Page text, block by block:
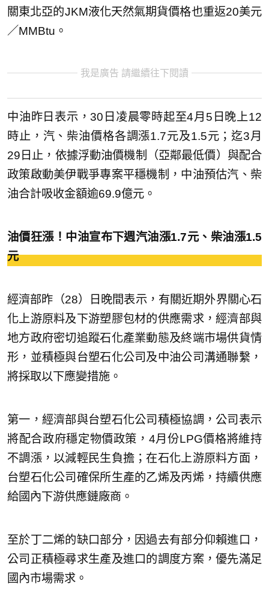
關東北亞的JKM液化天然氣期貨價格也重返20美元
／MMBtu。
我是廣告 請繼續往下閱讀
中油昨日表示，30日凌晨零時起至4月5日晚上12
時止，汽、柴油價格各調漲1.7元及1.5元；迄3月
29日止，依據浮動油價機制（亞鄰最低價）與配合
政策啟動美伊戰爭專案平穩機制，中油預估汽、柴
油合計吸收金額逾69.9億元。
油價狂漲！中油宣布下週汽油漲1.7元、柴油漲1.5
元
經濟部昨（28）日晚間表示，有關近期外界關心石
化上游原料及下游塑膠包材的供應需求，經濟部與
地方政府密切追蹤石化產業動態及終端市場供貨情
形，並積極與台塑石化公司及中油公司溝通聯繫，
將採取以下應變措施。
第一，經濟部與台塑石化公司積極協調，公司表示
將配合政府穩定物價政策，4月份LPG價格將維持
不調漲，以減輕民生負擔；在石化上游原料方面，
台塑石化公司確保所生產的乙烯及丙烯，持續供應
給國內下游供應鏈廠商。
至於丁二烯的缺口部分，因過去有部分仰賴進口，
公司正積極尋求生產及進口的調度方案，優先滿足
國內市場需求。